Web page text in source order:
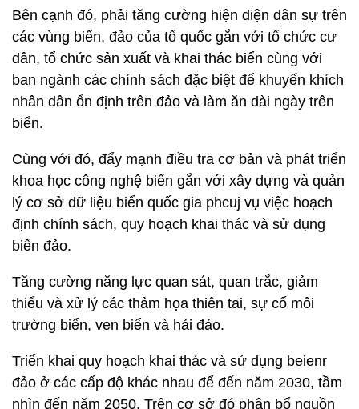
Bên cạnh đó, phải tăng cường hiện diện dân sự trên
các vùng biển, đảo của tổ quốc gắn với tổ chức cư
dân, tổ chức sản xuất và khai thác biển cùng với
ban ngành các chính sách đặc biệt để khuyến khích
nhân dân ổn định trên đảo và làm ăn dài ngày trên
biển.
Cùng với đó, đẩy mạnh điều tra cơ bản và phát triển
khoa học công nghệ biển gắn với xây dựng và quản
lý cơ sở dữ liệu biển quốc gia phcuj vụ việc hoạch
định chính sách, quy hoạch khai thác và sử dụng
biển đảo.
Tăng cường năng lực quan sát, quan trắc, giảm
thiểu và xử lý các thảm họa thiên tai, sự cố môi
trường biển, ven biển và hải đảo.
Triển khai quy hoạch khai thác và sử dụng beienr
đảo ở các cấp độ khác nhau để đến năm 2030, tầm
nhìn đến năm 2050. Trên cơ sở đó phân bổ nguồn